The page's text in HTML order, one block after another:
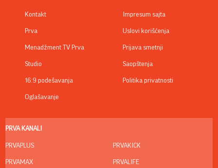
Kontakt
Prva
Menadžment TV Prva
Studio
16:9 podešavanja
Oglašavanje
Impresum sajta
Uslovi korišćenja
Prijava smetnji
Saopštenja
Politika privatnosti
PRVA KANALI
PRVAPLUS
PRVAMAX
PRVAKICK
PRVALIFE